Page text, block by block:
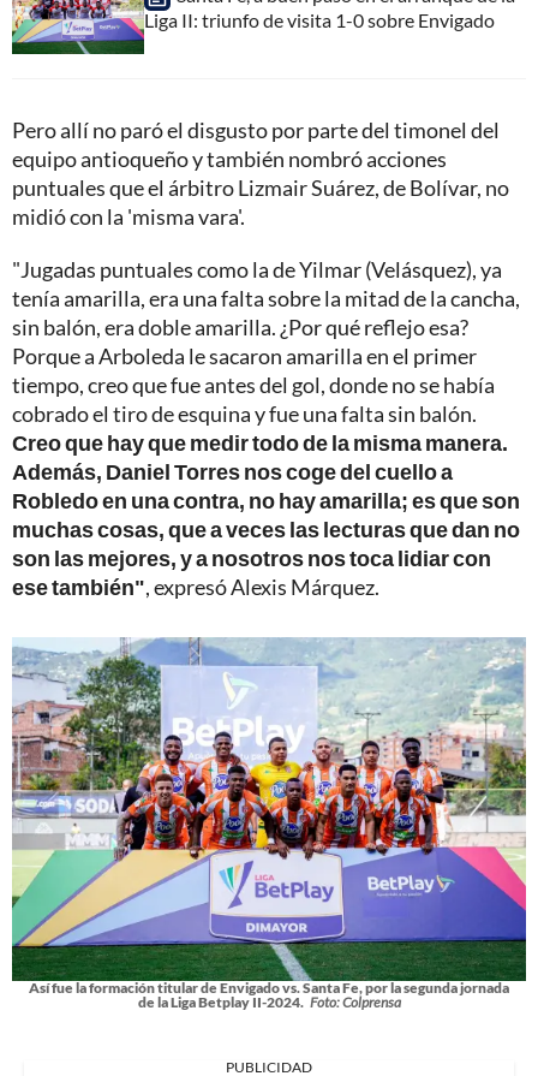
Liga II: triunfo de visita 1-0 sobre Envigado
Pero allí no paró el disgusto por parte del timonel del
equipo antioqueño y también nombró acciones
puntuales que el árbitro Lizmair Suárez, de Bolívar, no
midió con la 'misma vara'.
"Jugadas puntuales como la de Yilmar (Velásquez), ya
tenía amarilla, era una falta sobre la mitad de la cancha,
sin balón, era doble amarilla. ¿Por qué reflejo esa?
Porque a Arboleda le sacaron amarilla en el primer
tiempo, creo que fue antes del gol, donde no se había
cobrado el tiro de esquina y fue una falta sin balón.
Creo que hay que medir todo de la misma manera.
Además, Daniel Torres nos coge del cuello a
Robledo en una contra, no hay amarilla; es que son
muchas cosas, que a veces las lecturas que dan no
son las mejores, y a nosotros nos toca lidiar con
ese también", expresó Alexis Márquez.
Así fue la formación titular de Envigado vs. Santa Fe, por la segunda jornada
de la Liga Betplay II-2024. Foto: Colprensa
PUBLICIDAD